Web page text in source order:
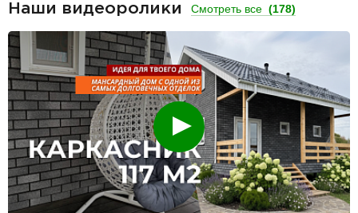
Наши видеоролики Смотреть все (178)
Смотреть